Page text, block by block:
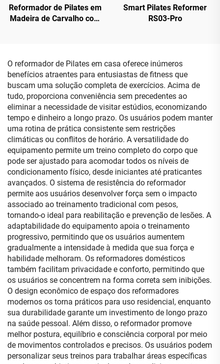
Reformador de Pilates em
Madeira de Carvalho com
Smart Pilates Reformer
RS03-Pro
O reformador de Pilates em casa oferece inúmeros
benefícios atraentes para entusiastas de fitness que
buscam uma solução completa de exercícios. Acima de
tudo, proporciona conveniência sem precedentes ao
eliminar a necessidade de visitar estúdios, economizando
tempo e dinheiro a longo prazo. Os usuários podem manter
uma rotina de prática consistente sem restrições
climáticas ou conflitos de horário. A versatilidade do
equipamento permite um treino completo do corpo que
pode ser ajustado para acomodar todos os níveis de
condicionamento físico, desde iniciantes até praticantes
avançados. O sistema de resistência do reformador
permite aos usuários desenvolver força sem o impacto
associado ao treinamento tradicional com pesos,
tornando-o ideal para reabilitação e prevenção de lesões. A
adaptabilidade do equipamento apoia o treinamento
progressivo, permitindo que os usuários aumentem
gradualmente a intensidade à medida que sua força e
habilidade melhoram. Os reformadores domésticos
também facilitam privacidade e conforto, permitindo que
os usuários se concentrem na forma correta sem inibições.
O design econômico de espaço dos reformadores
modernos os torna práticos para uso residencial, enquanto
sua durabilidade garante um investimento de longo prazo
na saúde pessoal. Além disso, o reformador promove
melhor postura, equilíbrio e consciência corporal por meio
de movimentos controlados e precisos. Os usuários podem
personalizar seus treinos para trabalhar áreas específicas